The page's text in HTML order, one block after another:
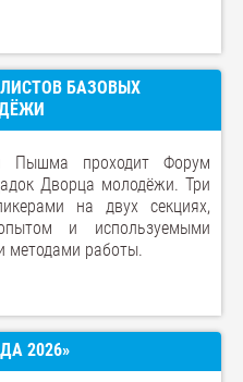
БАЗОВЫХ
Пышма проходит Форум
Дворца молодёжи. Три
на двух секциях,
и используемыми
методами работы.
2026»